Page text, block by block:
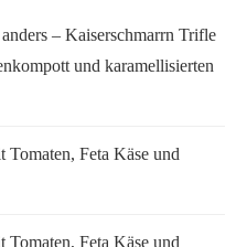
– Kaiserschmarrn Trifle
und karamellisierten
Tomaten, Feta Käse und
Tomaten, Feta Käse und